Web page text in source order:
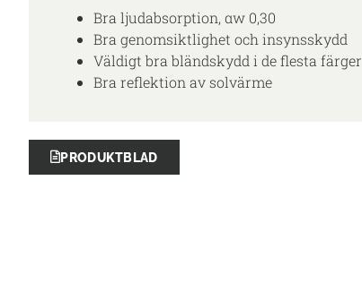
Bra ljudabsorption, αw 0,30
Bra genomsiktlighet och insynsskydd
Väldigt bra bländskydd i de flesta färger
Bra reflektion av solvärme
PRODUKTBLAD